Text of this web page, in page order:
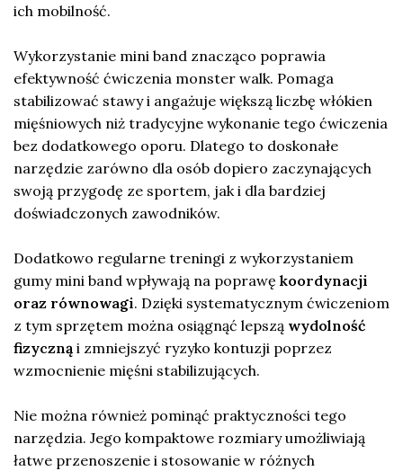
ich mobilność.
Wykorzystanie mini band znacząco poprawia
efektywność ćwiczenia monster walk. Pomaga
stabilizować stawy i angażuje większą liczbę włókien
mięśniowych niż tradycyjne wykonanie tego ćwiczenia
bez dodatkowego oporu. Dlatego to doskonałe
narzędzie zarówno dla osób dopiero zaczynających
swoją przygodę ze sportem, jak i dla bardziej
doświadczonych zawodników.
Dodatkowo regularne treningi z wykorzystaniem
gumy mini band wpływają na poprawę koordynacji
oraz równowagi. Dzięki systematycznym ćwiczeniom
z tym sprzętem można osiągnąć lepszą wydolność
fizyczną i zmniejszyć ryzyko kontuzji poprzez
wzmocnienie mięśni stabilizujących.
Nie można również pominąć praktyczności tego
narzędzia. Jego kompaktowe rozmiary umożliwiają
łatwe przenoszenie i stosowanie w różnych